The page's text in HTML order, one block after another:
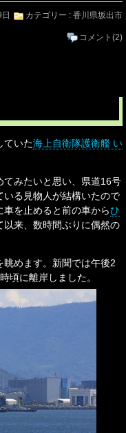
カテゴリー : 香川県坂出市
コメント (2)
ていた海上自衛隊護衛艦 い
てみたいと思い、県道16号
る見物人が結構いたので
を止めると前の車からひ
以来、数時間ぶりに偶然の
めます。新聞では午後2
頃に離岸しました。